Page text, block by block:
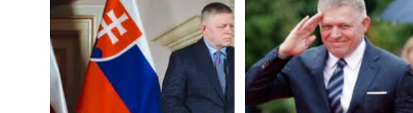
–
aj
hlúpe
poznámky
nemeckého
kancelára
ceste
premiéra
z
PS
a jeho
predstaviteľov
nedotknuteľné
chránené